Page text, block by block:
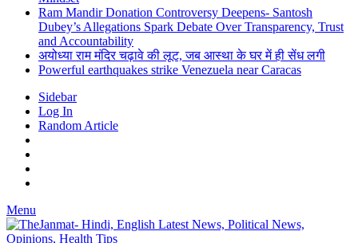
Ram Mandir Donation Controversy Deepens- Santosh
Dubey’s Allegations Spark Debate Over Transparency, Trust
and Accountability
अयोध्या राम मंदिर चढ़ावे की लूट, जब आस्था के घर में ही सेंध लगी
Powerful earthquakes strike Venezuela near Caracas
Sidebar
Log In
Random Article
Menu